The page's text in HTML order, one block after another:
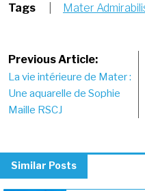
Tags Mater
Post
navigation
Previous Article:
La vie intérieure de Mater :
Une aquarelle de Sophie
Maille RSCJ
Similar Posts